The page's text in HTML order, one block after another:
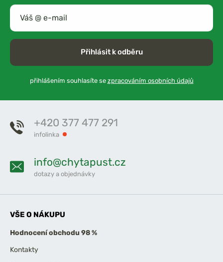
Přihlásit k odběru
přihlášením souhlasíte se zpracováním osobních údajů
+420 377 477 291
infolinka
info@chytapust.cz
dotazy a objednávky
VŠE O NÁKUPU
Hodnocení obchodu 98 %
Kontakty